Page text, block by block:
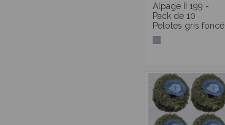
Alpage II 199 -
Pack de 10
Pelotes gris foncé